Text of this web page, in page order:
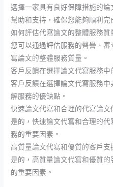
選擇一家具有良好保障措施的
幫助和支持，確保您能夠順利完
如何評估代寫論文的整體服務質
您可以通過評估服務的聲譽、
寫論文的整體服務質量。
客戶反饋在選擇論文代寫服務中
客戶反饋在選擇論文代寫服務
解服務的優缺點。
快速論文代寫和合理的代寫論文
是的，快速論文代寫和合理的
務的重要因素。
高質量論文代寫和優質的客戶支
是的，高質量論文代寫和優質
的重要因素。